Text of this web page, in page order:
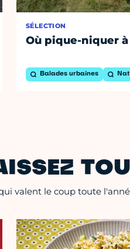
SÉLECTION
Où pique-niquer à
Balades urbaines
valent le coup toute